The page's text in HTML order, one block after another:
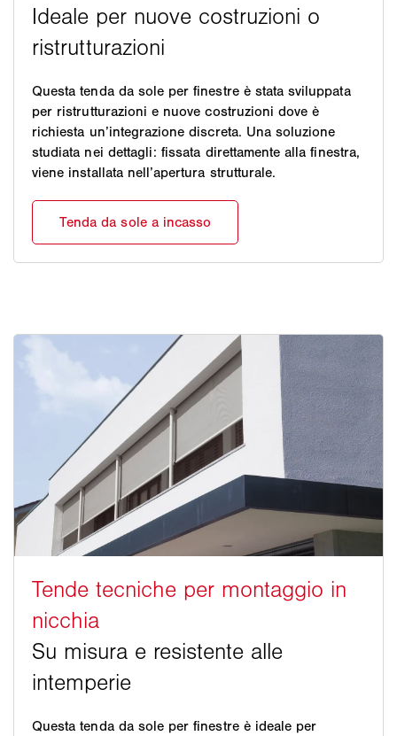
Questa tenda da sole per finestre è stata sviluppata
per ristrutturazioni e nuove costruzioni dove è
richiesta un’integrazione discreta. Una soluzione
studiata nei dettagli: fissata direttamente alla finestra,
viene installata nell’apertura strutturale.
Questa tenda da sole per finestre è ideale per